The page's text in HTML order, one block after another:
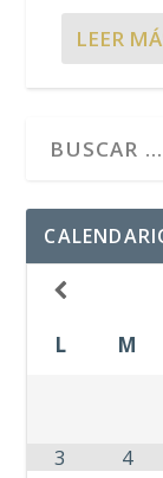
LEER
L M
3 4